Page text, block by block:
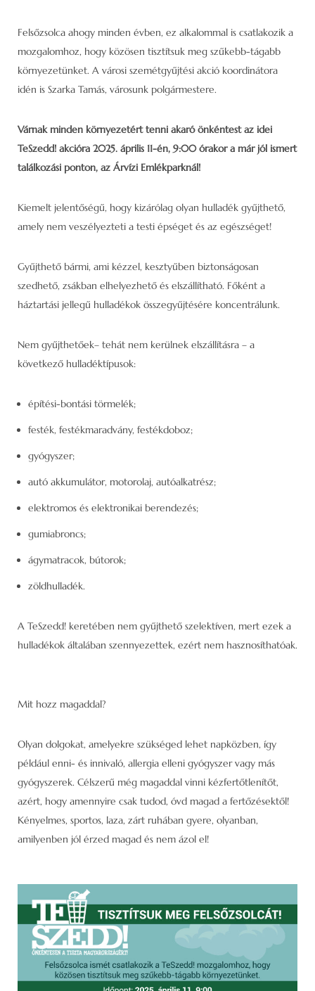
Felsőzsolca ahogy minden évben, ez alkalommal is csatlakozik a
mozgalomhoz, hogy közösen tisztítsuk meg szűkebb-tágabb
környezetünket. A városi szemétgyűjtési akció koordinátora
idén is Szarka Tamás, városunk polgármestere.
Várnak minden környezetért tenni akaró önkéntest az idei
TeSzedd! akcióra 2025. április 11-én, 9:00 órakor a már jól ismert
találkozási ponton, az Árvízi Emlékparknál!
Kiemelt jelentőségű, hogy kizárólag olyan hulladék gyűjthető,
amely nem veszélyezteti a testi épséget és az egészséget!
Gyűjthető bármi, ami kézzel, kesztyűben biztonságosan
szedhető, zsákban elhelyezhető és elszállítható. Főként a
háztartási jellegű hulladékok összegyűjtésére koncentrálunk.
Nem gyűjthetőek– tehát nem kerülnek elszállításra – a
következő hulladéktípusok:
építési-bontási törmelék;
festék, festékmaradvány, festékdoboz;
gyógyszer;
autó akkumulátor, motorolaj, autóalkatrész;
elektromos és elektronikai berendezés;
gumiabroncs;
ágymatracok, bútorok;
zöldhulladék.
A TeSzedd! keretében nem gyűjthető szelektíven, mert ezek a
hulladékok általában szennyezettek, ezért nem hasznosíthatóak.
Mit hozz magaddal?
Olyan dolgokat, amelyekre szükséged lehet napközben, így
például enni- és innivaló, allergia elleni gyógyszer vagy más
gyógyszerek. Célszerű még magaddal vinni kézfertőtlenítőt,
azért, hogy amennyire csak tudod, óvd magad a fertőzésektől!
Kényelmes, sportos, laza, zárt ruhában gyere, olyanban,
amilyenben jól érzed magad és nem ázol el!